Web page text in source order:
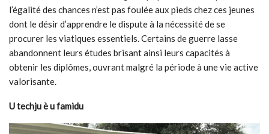
l’égalité des chances n’est pas foulée aux pieds chez ces jeunes
dont le désir d’apprendre le dispute à la nécessité de se
procurer les viatiques essentiels. Certains de guerre lasse
abandonnent leurs études brisant ainsi leurs capacités à
obtenir les diplômes, ouvrant malgré la période à une vie active
valorisante.
U techju è u famidu